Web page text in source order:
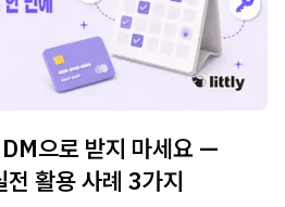
으로 받지 마세요 —
활용 사례 3가지